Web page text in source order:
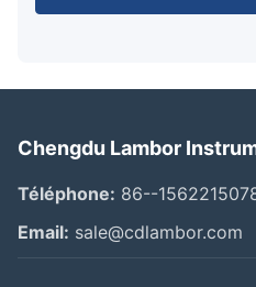
Chengdu Lambor
Téléphone: 86--
Email: sale@cdlambor.com